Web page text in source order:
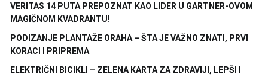
VERITAS 14 PUTA PREPOZNAT KAO LIDER U GARTNER-OVOM
MAGIČNOM KVADRANTU!
PODIZANJE PLANTAŽE ORAHA – ŠTA JE VAŽNO ZNATI, PRVI
KORACI I PRIPREMA
ELEKTRIČNI BICIKLI – ZELENA KARTA ZA ZDRAVIJI, LEPŠI I